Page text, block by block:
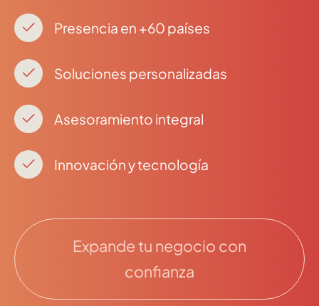
Presencia en +60 países
Soluciones personalizadas
Asesoramiento integral
Innovación y tecnología
Expande tu negocio con
confianza